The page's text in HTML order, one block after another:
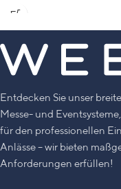
Wählen Sie Fahnentyp und
UV-Stabilität
Made in Germany
Entdecken Sie unser
Messe- und
für den professionellen
Anlässe – wir bieten
Anforderungen erfüllen!